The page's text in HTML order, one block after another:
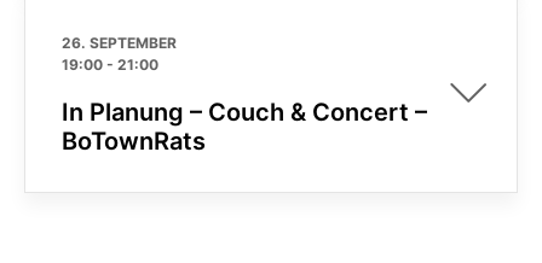
26. SEPTEMBER
19:00 - 21:00
In Planung – Couch & Concert –
BoTownRats